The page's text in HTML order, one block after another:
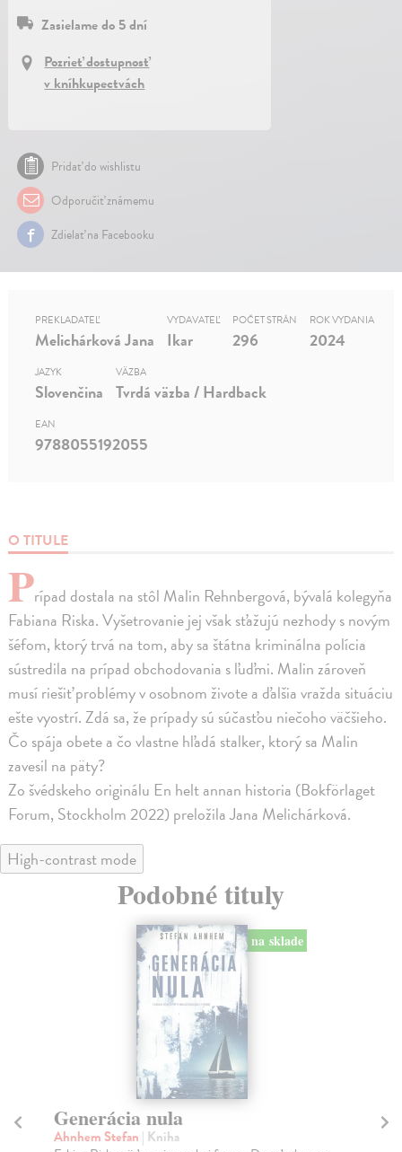
Zasielame do 5 dní
Pozrieť dostupnosť
v kníhkupectvách
Pridať do wishlistu
Odporučiť známemu
Zdielať na Facebooku
O TITULE
Prípad dostala na stôl Malin Rehnbergová, bývalá kolegyňa
Fabiana Riska. Vyšetrovanie jej však sťažujú nezhody s novým
šéfom, ktorý trvá na tom, aby sa štátna kriminálna polícia
sústredila na prípad obchodovania s ľuďmi. Malin zároveň
musí riešiť problémy v osobnom živote a ďalšia vražda situáciu
ešte vyostrí. Zdá sa, že prípady sú súčasťou niečoho väčšieho.
Čo spája obete a čo vlastne hľadá stalker, ktorý sa Malin
zavesil na päty?
Zo švédskeho originálu En helt annan historia (Bokförlaget
Forum, Stockholm 2022) preložila Jana Melichárková.
PREKLADATEĽ
Melichárková Jana
VYDAVATEĽ
Ikar
POČET STRÁN
296
ROK VYDANIA
2024
JAZYK
Slovenčina
VÄZBA
Tvrdá väzba / Hardback
EAN
9788055192055
High-contrast mode
Podobné tituly
na sklade
Generácia nula
Ahnhem Stefan | Kniha